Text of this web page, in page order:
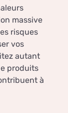
massive
risques
vos
autant
produits
à